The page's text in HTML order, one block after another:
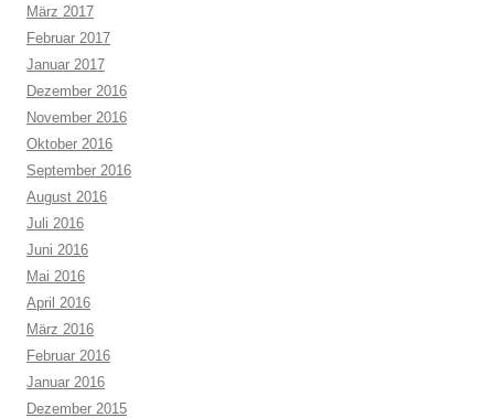
März 2017
Februar 2017
Januar 2017
Dezember 2016
November 2016
Oktober 2016
September 2016
August 2016
Juli 2016
Juni 2016
Mai 2016
April 2016
März 2016
Februar 2016
Januar 2016
Dezember 2015